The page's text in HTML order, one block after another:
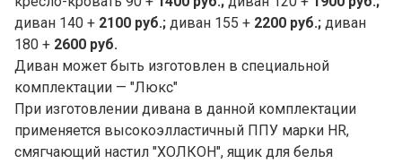
диван 140 + 2100 руб.; диван 155 + 2200 руб.; диван
180 + 2600 руб.
Диван может быть изготовлен в специальной
комплектации — "Люкс"
При изготовлении дивана в данной комплектации
применяется высокоэлластичный ППУ марки HR,
смягчающий настил "ХОЛКОН", ящик для белья